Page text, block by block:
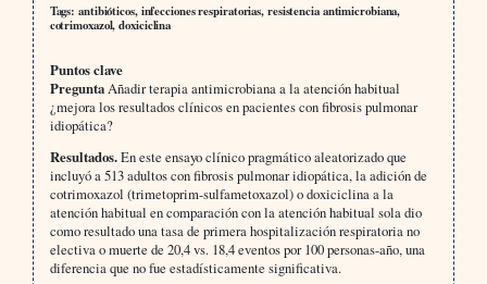
Tags: antibióticos, infecciones respiratorias, resistencia antimicrobiana,
cotrimoxazol, doxiciclina
Puntos clave
PreguntaAñadir terapia antimicrobiana a la atención habitual
¿mejora los resultados clínicos en pacientes con fibrosis pulmonar
idiopática?
Resultados.En este ensayo clínico pragmático aleatorizado que
incluyó a 513 adultos con fibrosis pulmonar idiopática, la adición de
cotrimoxazol (trimetoprim-sulfametoxazol) o doxiciclina a la
atención habitual en comparación con la atención habitual sola dio
como resultado una tasa de primera hospitalización respiratoria no
electiva o muerte de 20,4 vs. 18,4 eventos por 100 personas-año, una
diferencia que no fue estadísticamente significativa.